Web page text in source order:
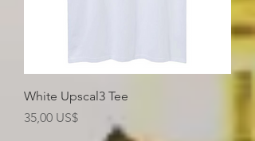
White Upscal3 Tee
Precio
35,00 US$